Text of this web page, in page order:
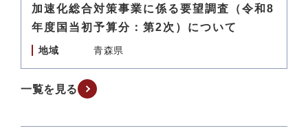
加速化総合対策事業に係る要望調査（令和8
年度国当初予算分：第2次）について
地域 青森県
一覧を見る